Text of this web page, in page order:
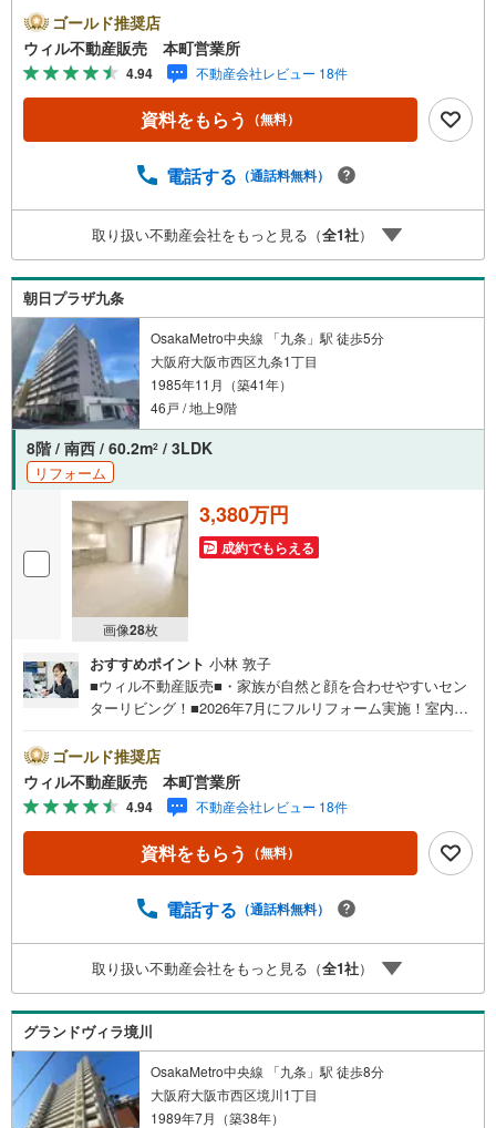
から徒歩13分！○オートロック、宅配ボックスあり！○現在
は空き部屋の為室内見学可！○『本田小学校』まで徒歩8
分！○『阪急オアシス』まで徒歩14分！○『松島公園』まで
徒歩8分！【弊社の特徴について】■お車でのご来場も可能
です。周辺のコインパーキングまでご案内致しますので、
担当者のお声がけください。■キッズスペースもございます
場ください！ ＝＝＝＝＝＝＝＝＝＝＝＝＝＝＝＝＝＝＝＝
なし）火曜日・水曜日も営業しております。 上記時間はお
電話が繋がりやすくなっております。ぜひお気軽にご連絡
下さい！現地を見学される場合は「室内・現地を見学する
（無料）」ボタンよりご希望の日時をご記入いただけます
とスムーズにご案内が可能です。
ゴールド推奨店
ウィル不動産販売 本町営業所
4.94 不動産会社レビュー 18件
資料をもらう （無料）
電話する （通話料無料）
取り扱い不動産会社をもっと見る（全1社）
朝日プラザ九条
OsakaMetro中央線 「九条」駅 徒歩5分
大阪府大阪市西区九条1丁目
1985年11月（築41年）
46戸 / 地上9階
8階 / 南西 / 60.2m2 / 3LDK
リフォーム
画像28枚
3,380万円
成約でもらえる
おすすめポイント 小林 敦子
■ウィル不動産販売■・家族が自然と顔を合わせやすいセン
ターリビング！■2026年7月にフルリフォーム実施！室内綺
え・和室→洋室に変更・全建具新調・キッチン新調・ユニ
ットバス新調・洗面台新調・トイレ新調・洗濯パン新調■徒
歩10分圏内で3沿線利用可能！各方面へ快適アクセス！■周
辺施設が充実した暮らしやすい住環境！■阪神高速16号大
阪港線のIC近く！車での移動スムーズ！■棟内に店舗部分が
あり生活便利！■8階部分！南西向きで陽当たり・眺望良
のある室内！■現在は空き部屋で、気軽に室内見学可能で
インパーキングまでご案内致しますので、担当者にお声が
けください。■キッズスペースもございますので、小さなお
子様がいらっしゃるご家庭もお気軽にご来場ください！
【営業日】定休日はございません。水曜日も営業しており
ます。
ゴールド推奨店
ウィル不動産販売 本町営業所
4.94 不動産会社レビュー 18件
資料をもらう （無料）
電話する （通話料無料）
取り扱い不動産会社をもっと見る（全1社）
グランドヴィラ境川
OsakaMetro中央線 「九条」駅 徒歩8分
大阪府大阪市西区境川1丁目
1989年7月（築38年）